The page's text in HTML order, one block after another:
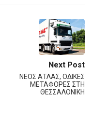
Next Post
ΝΕΟΣ ΑΤΛΑΣ, ΟΔΙΚΕΣ
ΜΕΤΑΦΟΡΕΣ ΣΤΗ
ΘΕΣΣΑΛΟΝΙΚΗ